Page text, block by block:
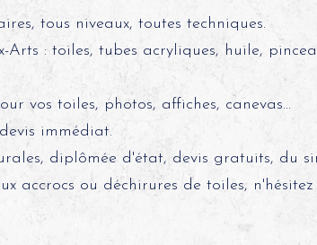
tous niveaux, toutes techniques.
Arts : toiles, tubes acryliques, huile,
vos toiles, photos, affiches, canevas...
immédiat.
diplômée d'état, devis gratuits, du
accrocs ou déchirures de toiles,